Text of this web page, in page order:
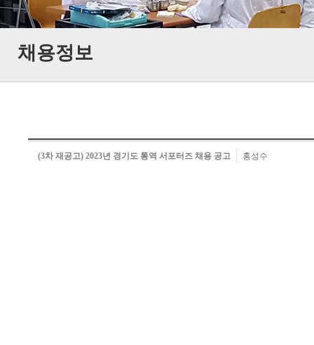
채용정보
(3차 재공고) 2023년 경기도 통역 서포터즈 채용 공고 홍성수